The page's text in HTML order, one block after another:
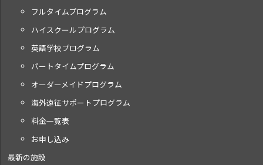
フルタイムプログラム
ハイスクールプログラム
英語学校プログラム
パートタイムプログラム
オーダーメイドプログラム
海外遠征サポートプログラム
料金一覧表
お申し込み
最新の施設